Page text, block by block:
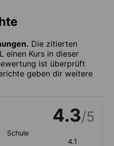
Die zitierten
einen Kurs in dieser
ist überprüft
geben dir weitere
4.3/5
Schule
4.1